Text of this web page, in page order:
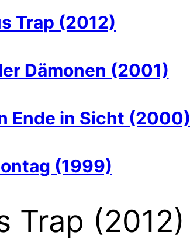
Trap (2012)
Dämonen (2001)
Ende in Sicht (2000)
(1999)
Trap (2012)